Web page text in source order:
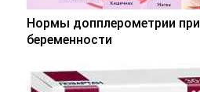
Нормы допплерометрии при
беременности